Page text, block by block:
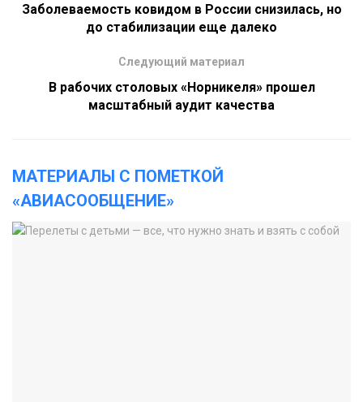
Заболеваемость ковидом в России снизилась, но
до стабилизации еще далеко
Следующий материал
В рабочих столовых «Норникеля» прошел
масштабный аудит качества
МАТЕРИАЛЫ С ПОМЕТКОЙ
«АВИАСООБЩЕНИЕ»